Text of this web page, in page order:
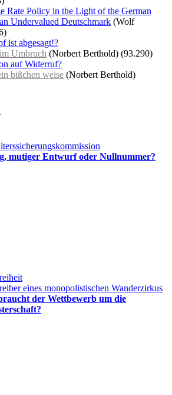
Rate Policy in the Light of the German
Undervalued Deutschmark (Wolf
ist abgesagt!?
Umbruch (Norbert Berthold) (93.290)
auf Widerruf?
bißchen weise (Norbert Berthold)
mutiger Entwurf oder Nullnummer?
eines monopolistischen Wanderzirkus
der Wettbewerb um die